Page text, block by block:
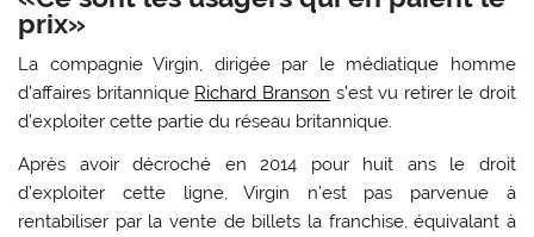
prix»
La compagnie Virgin, dirigée par le médiatique homme
d’affaires britannique Richard Branson s’est vu retirer le droit
d’exploiter cette partie du réseau britannique.
Après avoir décroché en 2014 pour huit ans le droit
d’exploiter cette ligne, Virgin n’est pas parvenue à
rentabiliser par la vente de billets la franchise, équivalant à